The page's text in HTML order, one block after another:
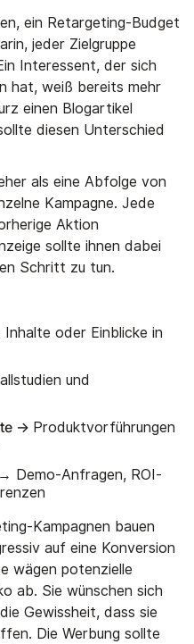
ein Retargeting-Budget
jeder Zielgruppe
Interessent, der sich
hat, weiß bereits mehr
einen Blogartikel
diesen Unterschied
als eine Abfolge von
Kampagne. Jede
Aktion
sollte ihnen dabei
Schritt zu tun.
Inhalte oder Einblicke in
und
→ Produktvorführungen
→ Demo-Anfragen, ROI-
Kampagnen bauen
auf eine Konversion
wägen potenzielle
ab. Sie wünschen sich
Gewissheit, dass sie
Die Werbung sollte